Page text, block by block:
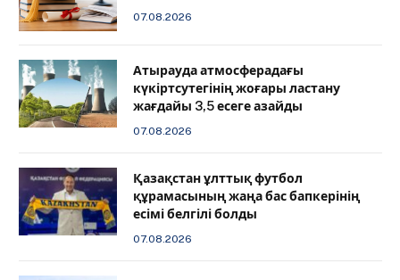
07.08.2026
Атырауда атмосферадағы
күкіртсутегінің жоғары ластану
жағдайы 3,5 есеге азайды
07.08.2026
Қазақстан ұлттық футбол
құрамасының жаңа бас бапкерінің
есімі белгілі болды
07.08.2026